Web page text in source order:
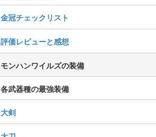
金冠チェックリスト
評価レビューと感想
モンハンワイルズの装備
各武器種の最強装備
大剣